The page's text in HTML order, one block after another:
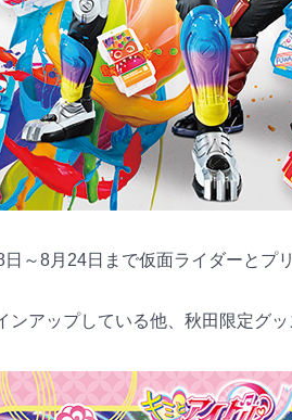
～8月24日まで仮面ライダーとプ
アップしている他、秋田限定グッ